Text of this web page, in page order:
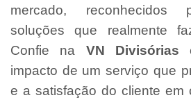
mercado, reconhecidos
soluções que realmente
Confie na VN Divisórias
impacto de um serviço que
e a satisfação do cliente em